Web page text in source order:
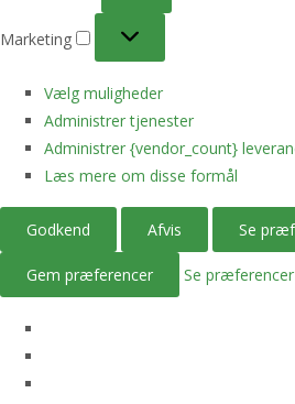
Marketing
Vælg muligheder
Administrer tjenester
Administrer {vendor_count}
Læs mere om disse formål
Godkend Afvis Se
Gem præferencer Se præferencer